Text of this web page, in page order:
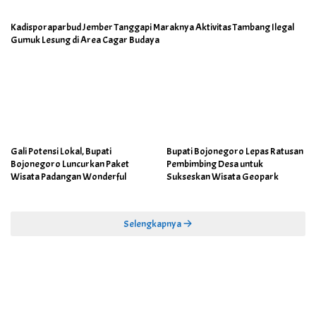
Kadisporaparbud Jember Tanggapi Maraknya Aktivitas Tambang Ilegal
Gumuk Lesung di Area Cagar Budaya
Gali Potensi Lokal, Bupati
Bojonegoro Luncurkan Paket
Wisata Padangan Wonderful
Bupati Bojonegoro Lepas Ratusan
Pembimbing Desa untuk
Sukseskan Wisata Geopark
Selengkapnya